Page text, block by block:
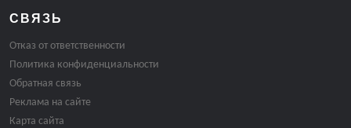
СВЯЗЬ
Отказ от ответственности
Политика конфиденциальности
Обратная связь
Реклама на сайте
Карта сайта